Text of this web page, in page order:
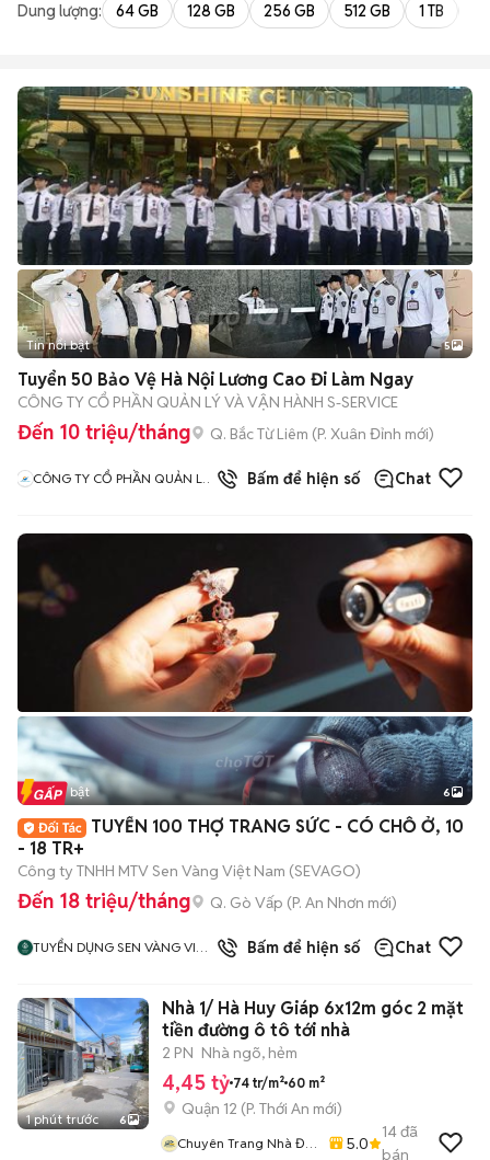
Dung lượng: 64 GB 128 GB 256 GB 512 GB 1 TB
Tin nổi bật 5
Tuyển 50 Bảo Vệ Hà Nội Lương Cao Đi Làm Ngay
CÔNG TY CỔ PHẦN QUẢN LÝ VÀ VẬN HÀNH S-SERVICE
Đến 10 triệu/tháng Q. Bắc Từ Liêm (P. Xuân Đỉnh mới)
CÔNG TY CỔ PHẦN QUẢN LÝ
Bấm để hiện số Chat
+2
Tin nổi bật 6
TUYỂN 100 THỢ TRANG SỨC - CÓ CHỖ Ở, 10
- 18 TR+
Công ty TNHH MTV Sen Vàng Việt Nam (SEVAGO)
Đến 18 triệu/tháng Q. Gò Vấp (P. An Nhơn mới)
TUYỂN DỤNG SEN VÀNG VIỆT
Bấm để hiện số Chat
1 phút trước 6
Nhà 1/ Hà Huy Giáp 6x12m góc 2 mặt
tiền đường ô tô tới nhà
2 PN Nhà ngõ, hẻm
4,45 tỷ 74 tr/m² 60 m²
Quận 12 (P. Thới An mới)
Chuyên Trang Nhà Đất
5.0
14đã
bán